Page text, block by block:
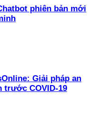
phiên bản mới
Giải pháp an
trước COVID-19